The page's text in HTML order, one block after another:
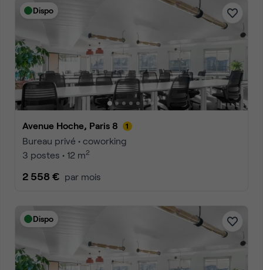
Dispo
Avenue Hoche, Paris 8
Bureau privé • coworking
3 postes • 12 m2
2 558 € par mois
Dispo